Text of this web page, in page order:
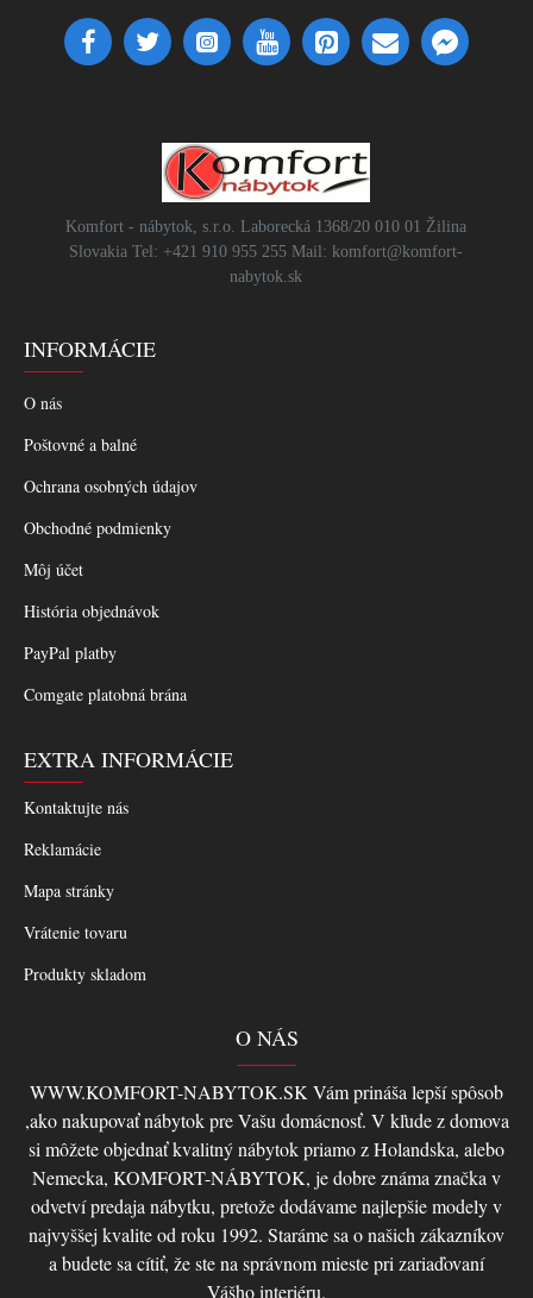
Komfort - nábytok, s.r.o. Laborecká 1368/20 010 01 Žilina
Slovakia Tel: +421 910 955 255 Mail: komfort@komfort-
nabytok.sk
INFORMÁCIE
O nás
Poštovné a balné
Ochrana osobných údajov
Obchodné podmienky
Môj účet
História objednávok
PayPal platby
Comgate platobná brána
EXTRA INFORMÁCIE
Kontaktujte nás
Reklamácie
Mapa stránky
Vrátenie tovaru
Produkty skladom
O NÁS
WWW.KOMFORT-NABYTOK.SK Vám prináša lepší spôsob
,ako nakupovať nábytok pre Vašu domácnosť. V kľude z domova
si môžete objednať kvalitný nábytok priamo z Holandska, alebo
Nemecka, KOMFORT-NÁBYTOK, je dobre známa značka v
odvetví predaja nábytku, pretože dodávame najlepšie modely v
najvyššej kvalite od roku 1992. Staráme sa o našich zákazníkov
a budete sa cítiť, že ste na správnom mieste pri zariaďovaní
Vášho interiéru.